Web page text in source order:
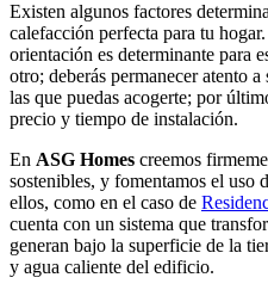
Existen algunos factores
calefacción perfecta para tu
orientación es determinante para
otro; deberás permanecer atento
las que puedas acogerte; por
precio y tiempo de instalación.
En ASG Homes creemos
sostenibles, y fomentamos el uso
ellos, como en el caso de
cuenta con un sistema que
generan bajo la superficie de la
y agua caliente del edificio.